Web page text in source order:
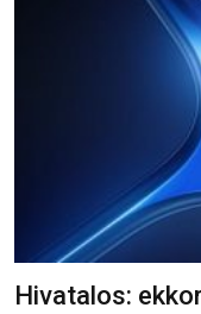
Hivatalos: